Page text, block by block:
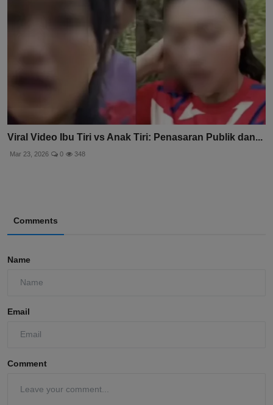
Viral Video Ibu Tiri vs Anak Tiri: Penasaran Publik dan...
Mar 23, 2026 0 348
Comments
Name
Email
Comment